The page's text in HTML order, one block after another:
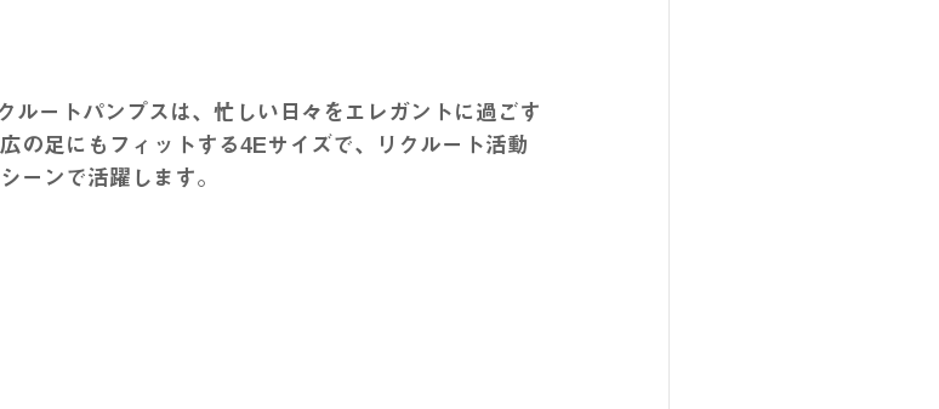
ルートパンプスは、忙しい日々をエレガントに過ごす
の足にもフィットする4Eサイズで、リクルート活動
ーンで活躍します。